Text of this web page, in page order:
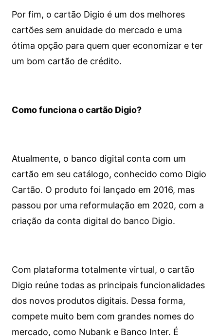
Por fim, o cartão Digio é um dos melhores
cartões sem anuidade do mercado e uma
ótima opção para quem quer economizar e ter
um bom cartão de crédito.
Como funciona o cartão Digio?
Atualmente, o banco digital conta com um
cartão em seu catálogo, conhecido como Digio
Cartão. O produto foi lançado em 2016, mas
passou por uma reformulação em 2020, com a
criação da conta digital do banco Digio.
Com plataforma totalmente virtual, o cartão
Digio reúne todas as principais funcionalidades
dos novos produtos digitais. Dessa forma,
compete muito bem com grandes nomes do
mercado, como Nubank e Banco Inter. É